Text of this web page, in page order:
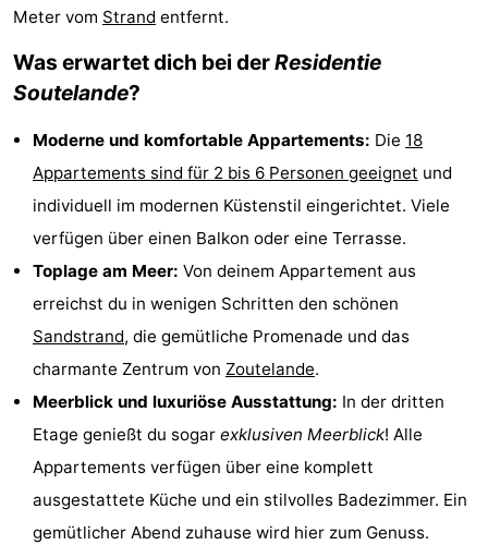
Zoutelande
Duinflat
-
Duinoord
-
Kurhaus
Residentie
Soutelande
Campingplätze
Ferienhäuser
De
Zandput
Duinzicht
Joossesweg
Kustlicht
Meter vom Strand entfernt.
Was erwartet dich bei derResidentie
Soutelande?
Moderne und komfortable Appartements: Die 18
Appartements sind für 2 bis 6 Personen geeignet und
individuell im modernen Küstenstil eingerichtet. Viele
verfügen über einen Balkon oder eine Terrasse.
Toplage am Meer: Von deinem Appartement aus
erreichst du in wenigen Schritten den schönen
Sandstrand, die gemütliche Promenade und das
charmante Zentrum von Zoutelande.
Meerblick und luxuriöse Ausstattung: In der dritten
Etage genießt du sogar exklusiven Meerblick! Alle
Appartements verfügen über eine komplett
ausgestattete Küche und ein stilvolles Badezimmer. Ein
gemütlicher Abend zuhause wird hier zum Genuss.